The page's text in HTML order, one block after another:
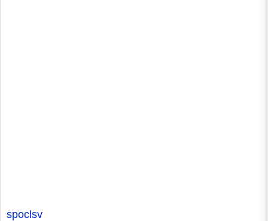
spoclsv